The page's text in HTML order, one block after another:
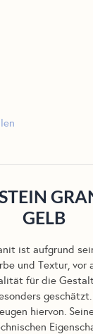
GELB
ist aufgrund
und Textur, vor
für die
hiervon.